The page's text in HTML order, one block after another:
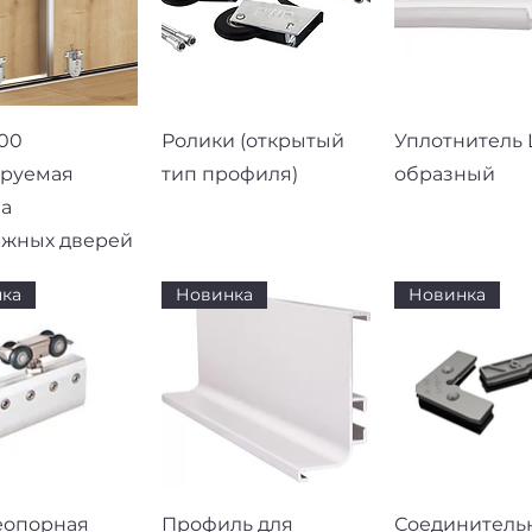
просмотр
дверей
Быстрый просмотр
Ролики (открытый
тип профиля)
Быстрый
Уплотнитель
образный
просмотр Быстрый просмотр
Новинка
Профиль для Быстрый
Новинка